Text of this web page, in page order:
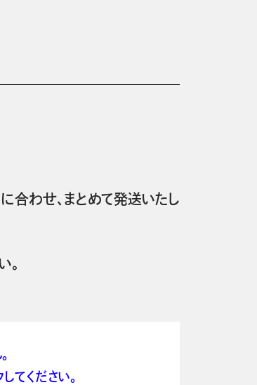
合わせ、まとめて発送いたし
。
てください。